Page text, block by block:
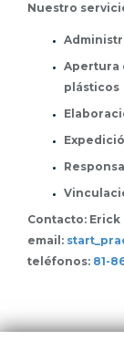
Nuestro
Apertura
plásticos
Contacto: Erick
email:
teléfonos: 81-